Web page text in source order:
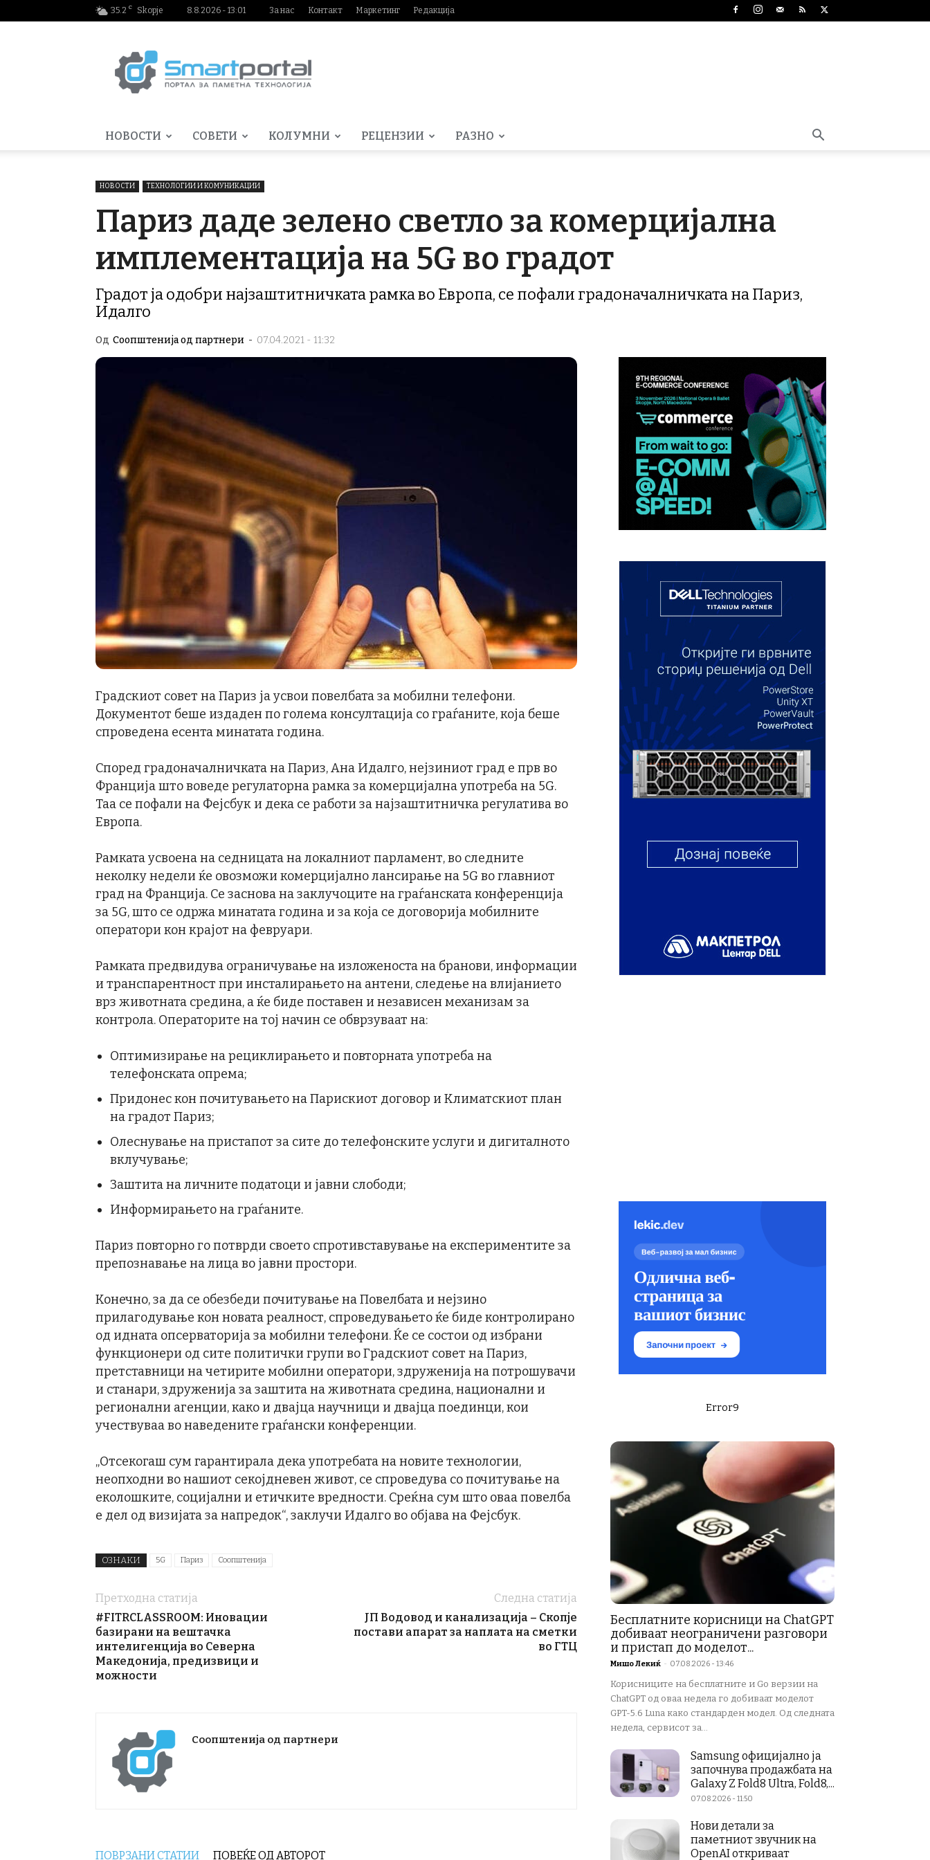
35.2 C Skopje 8.8.2026 - 13:01 За нас Контакт Маркетинг Редакција
НОВОСТИ СОВЕТИ КОЛУМНИ РЕЦЕНЗИИ РАЗНО
НОВОСТИ ТЕХНОЛОГИИ И КОМУНИКАЦИИ
Париз даде зелено светло за комерцијална
имплементација на 5G во градот
Градот ја одобри најзаштитничката рамка во Европа, се пофали градоначалничката на Париз,
Идалго
Од Соопштенија од партнери - 07.04.2021 - 11:32
Градскиот совет на Париз ја усвои повелбата за мобилни телефони.
Документот беше издаден по голема консултација со граѓаните, која беше
спроведена есента минатата година.
Според градоначалничката на Париз, Ана Идалго, нејзиниот град е прв во
Франција што воведе регулаторна рамка за комерцијална употреба на 5G.
Таа се пофали на Фејсбук и дека се работи за најзаштитничка регулатива во
Европа.
Рамката усвоена на седницата на локалниот парламент, во следните
неколку недели ќе овозможи комерцијално лансирање на 5G во главниот
град на Франција. Се заснова на заклучоците на граѓанската конференција
за 5G, што се одржа минатата година и за која се договорија мобилните
оператори кон крајот на февруари.
Рамката предвидува ограничување на изложеноста на бранови, информации
и транспарентност при инсталирањето на антени, следење на влијанието
врз животната средина, а ќе биде поставен и независен механизам за
контрола. Операторите на тој начин се обврзуваат на:
Оптимизирање на рециклирањето и повторната употреба на
телефонската опрема;
Придонес кон почитувањето на Парискиот договор и Климатскиот план
на градот Париз;
Олеснување на пристапот за сите до телефонските услуги и дигиталното
вклучување;
Заштита на личните податоци и јавни слободи;
Информирањето на граѓаните.
Париз повторно го потврди своето спротивставување на експериментите за
препознавање на лица во јавни простори.
Конечно, за да се обезбеди почитување на Повелбата и нејзино
прилагодување кон новата реалност, спроведувањето ќе биде контролирано
од идната опсерваторија за мобилни телефони. Ќе се состои од избрани
функционери од сите политички групи во Градскиот совет на Париз,
претставници на четирите мобилни оператори, здруженија на потрошувачи
и станари, здруженија за заштита на животната средина, национални и
регионални агенции, како и двајца научници и двајца поединци, кои
учествуваа во наведените граѓански конференции.
„Отсекогаш сум гарантирала дека употребата на новите технологии,
неопходни во нашиот секојдневен живот, се спроведува со почитување на
еколошките, социјални и етичките вредности. Среќна сум што оваа повелба
е дел од визијата за напредок“, заклучи Идалго во објава на Фејсбук.
ОЗНАКИ 5G Париз Соопштенија
Претходна статија
#FITRCLASSROOM: Иновации
базирани на вештачка
интелигенција во Северна
Македонија, предизвици и
можности
Следна статија
ЈП Водовод и канализација – Скопје
постави апарат за наплата на сметки
во ГТЦ
Соопштенија од партнери
ПОВРЗАНИ СТАТИИ ПОВЕЌЕ ОД АВТОРОТ
Error9
Бесплатните корисници на ChatGPT
добиваат неограничени разговори
и пристап до моделот...
Мишо Лекиќ - 07.08.2026 - 13:46
Корисниците на бесплатните и Go верзии на
ChatGPT од оваа недела го добиваат моделот
GPT-5.6 Luna како стандарден модел. Од следната
недела, сервисот за...
Samsung официјално ја
започнува продажбата на
Galaxy Z Fold8 Ultra, Fold8,...
07.08.2026 - 11:50
Нови детали за
паметниот звучник на
OpenAI откриваат